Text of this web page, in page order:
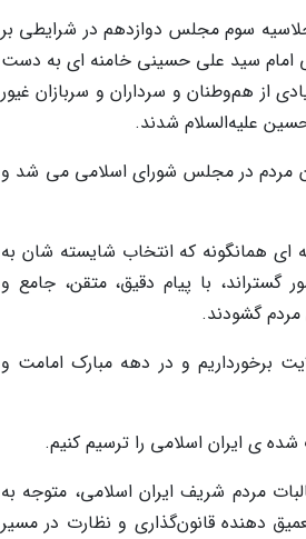
سوم مجلس دوازدهم در شرایطی بر
امام سید علی حسینی خامنه ای به دست
از هم‌وطنان و سرداران و سربازان غیور
علیه‌السلام شدند.
مردم در مجلس شورای اسلامی می شد و
ای همانگونه که انتخاب شایسته شان به
با پیام دقیق، متقن، جامع و
مردم گشودند.
برخورداریم و در دهه مبارک امامت و
ی ایران اسلامی را ترسیم کنیم.
مردم شریف ایران اسلامی، متوجه به
دهنده قانون‌گذاری و نظارت در مسیر